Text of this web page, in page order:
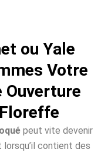
ou Yale
Votre
Ouverture
peut vite devenir
contient des